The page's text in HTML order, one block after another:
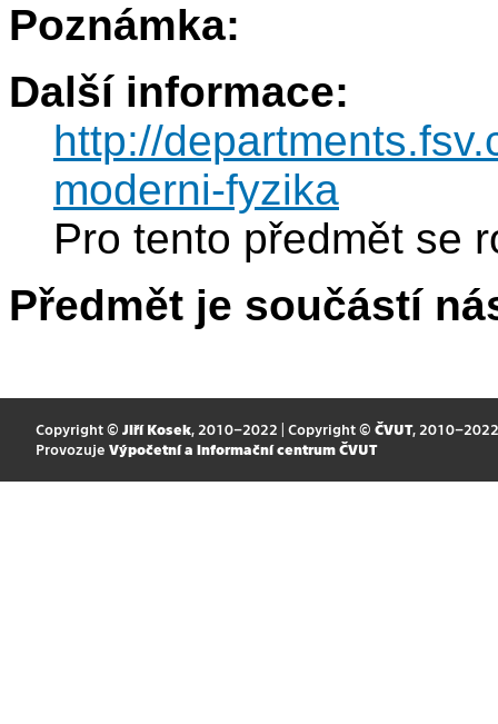
Poznámka:
Další informace:
http://
moderni-fyzika
Pro tento předmět se
Předmět je součástí
Copyright © Jiří Kosek, 2010–2022 | Copyright © ČVUT, 2010–2022
Provozuje Výpočetní a informační centrum ČVUT